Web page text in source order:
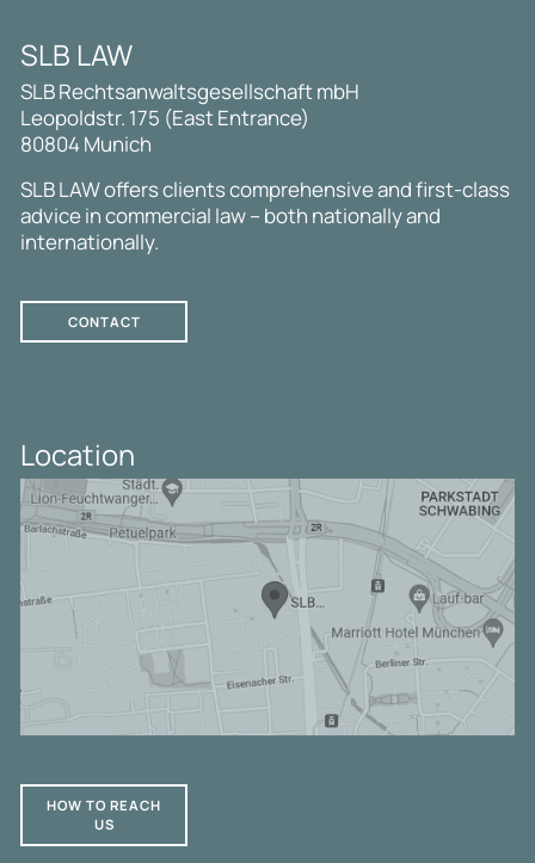
SLB LAW
SLB Rechtsanwaltsgesellschaft mbH
Leopoldstr. 175 (East Entrance)
80804 Munich
SLB LAW offers clients comprehensive and first-class
advice in commercial law – both nationally and
internationally.
CONTACT
Location
HOW TO REACH
US